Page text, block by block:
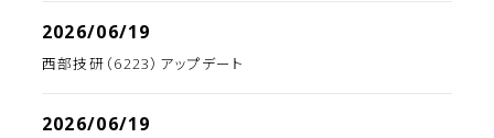
2026/06/19
西部技研（6223）アップデート
2026/06/19